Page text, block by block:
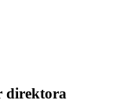
direktora